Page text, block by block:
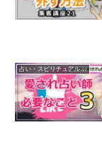
占い・スピリチュアルビジネス